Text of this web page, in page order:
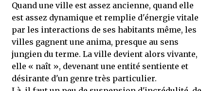
Quand une ville est assez ancienne, quand elle
est assez dynamique et remplie d'énergie vitale
par les interactions de ses habitants même, les
villes gagnent une anima, presque au sens
jungien du terme. La ville devient alors vivante,
elle « naît », devenant une entité sentiente et
désirante d'un genre très particulier.